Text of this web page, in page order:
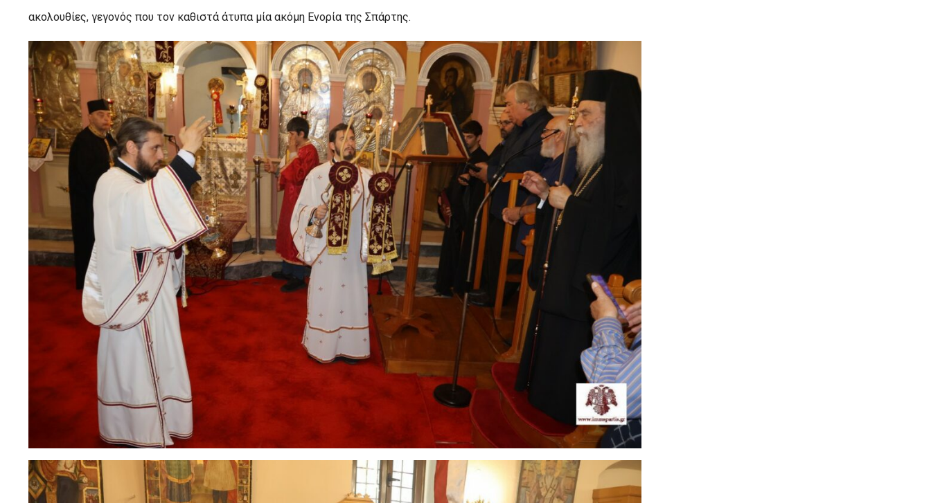
ακολουθίες, γεγονός που τον καθιστά άτυπα μία ακόμη Ενορία της Σπάρτης.